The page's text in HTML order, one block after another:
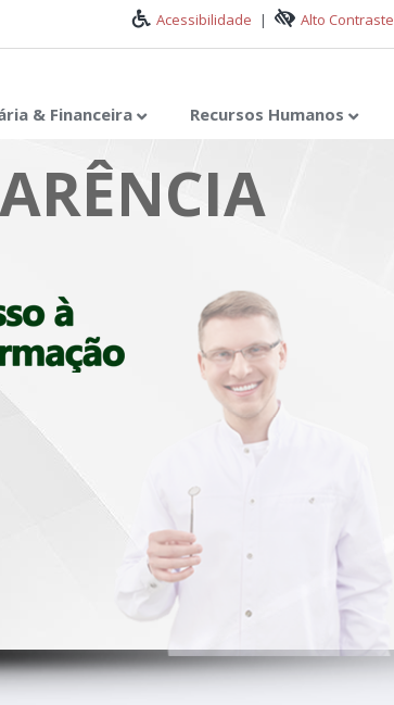
Acessibilidade | Alto Contraste
& Financeira Recursos Humanos